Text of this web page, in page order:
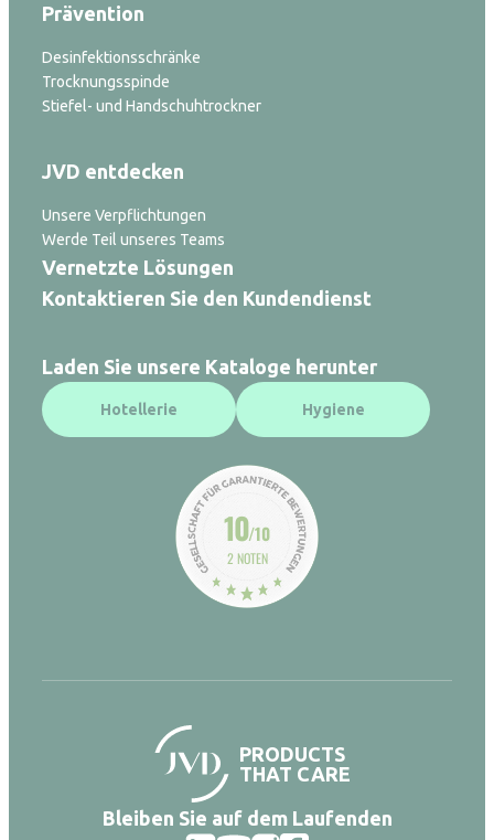
Prävention
Desinfektionsschränke
Trocknungsspinde
Stiefel- und Handschuhtrockner
JVD entdecken
Unsere Verpflichtungen
Werde Teil unseres Teams
Vernetzte Lösungen
Kontaktieren Sie den Kundendienst
Laden Sie unsere Kataloge herunter
Hotellerie Hygiene
10/10
2 NOTEN
PRODUCTS
THAT CARE
Bleiben Sie auf dem Laufenden